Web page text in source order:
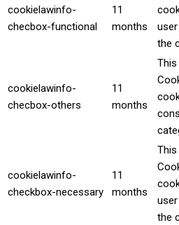
cookielawinfo-
checbox-functional
11
months
the
cookielawinfo-
checbox-others
11
months
This
cookielawinfo-
checkbox-necessary
11
months
This
the